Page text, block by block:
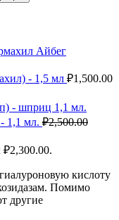
- 1,5 мл ₽1,500.00
1,1 мл. ₽2,500.00
₽2,300.00.
кислоту
Помимо
другие